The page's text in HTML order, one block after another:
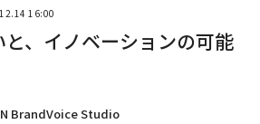
16:00
、イノベーションの可能
BrandVoice Studio